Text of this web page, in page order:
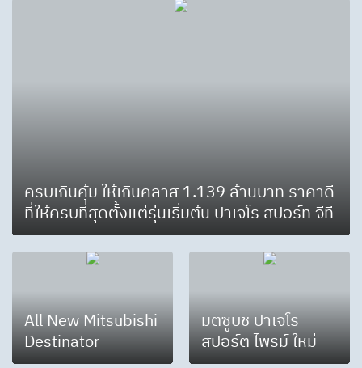
ครบเกินคุ้ม ให้เกินคลาส 1.139 ล้านบาท ราคาดี
ที่ให้ครบที่สุดตั้งแต่รุ่นเริ่มต้น ปาเจโร สปอร์ท จีที
All New Mitsubishi
Destinator
มิตซูบิชิ ปาเจโร
สปอร์ต ไพรม์ ใหม่